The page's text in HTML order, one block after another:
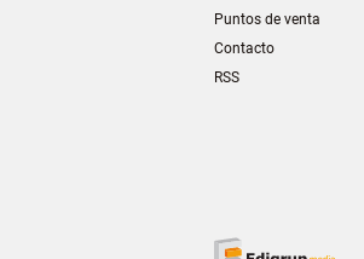
Puntos de venta
Contacto
RSS